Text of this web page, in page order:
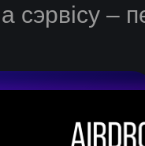
сэрвісу –